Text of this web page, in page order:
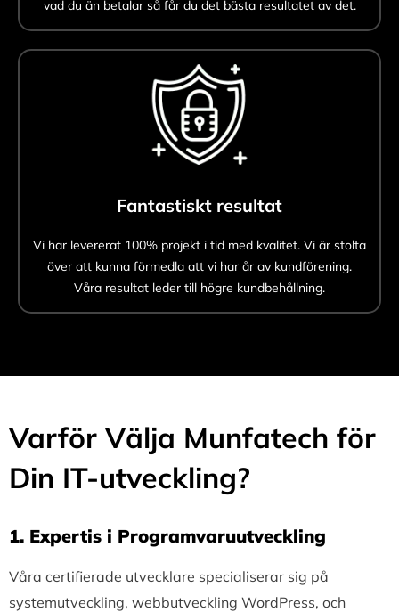
vad du än betalar så får du det bästa resultatet av det.
Fantastiskt resultat
Vi har levererat 100% projekt i tid med kvalitet. Vi är stolta
över att kunna förmedla att vi har år av kundförening.
Våra resultat leder till högre kundbehållning.
Varför Välja Munfatech för
Din IT-utveckling?
1.⁠ ⁠Expertis i Programvaruutveckling
Våra certifierade utvecklare specialiserar sig på
systemutveckling, webbutveckling WordPress, och